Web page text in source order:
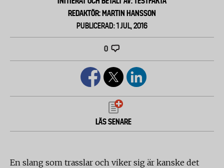
REDAKTÖR: MARTIN HANSSON
PUBLICERAD: 1 JUL, 2016
0
LÄS SENARE
En slang som trasslar och viker sig är kanske det